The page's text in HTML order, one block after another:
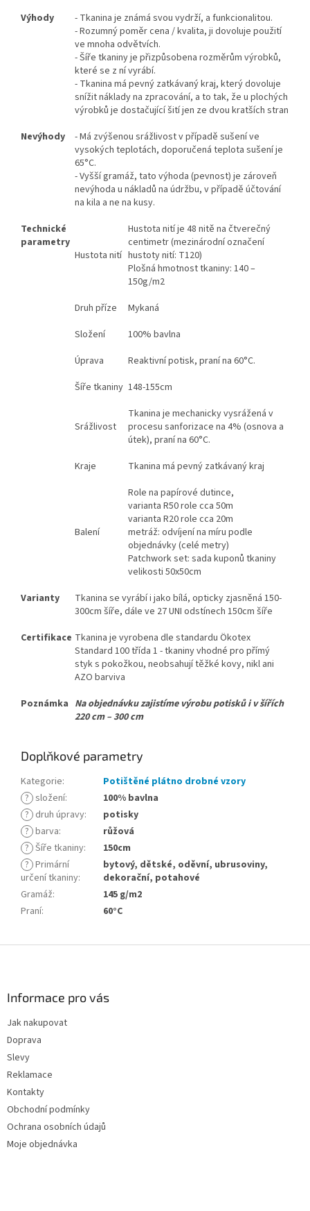
Výhody
- Tkanina je známá svou vydrží, a funkcionalitou.
- Rozumný poměr cena / kvalita, ji dovoluje použití
ve mnoha odvětvích.
- Šíře tkaniny je přizpůsobena rozměrům výrobků,
které se z ní vyrábí.
- Tkanina má pevný zatkávaný kraj, který dovoluje
snížit náklady na zpracování, a to tak, že u plochých
výrobků je dostačující šití jen ze dvou kratších stran
Nevýhody
- Má zvýšenou srážlivost v případě sušení ve
vysokých teplotách, doporučená teplota sušení je
65°C.
- Vyšší gramáž, tato výhoda (pevnost) je zároveň
nevýhoda u nákladů na údržbu, v případě účtování
na kila a ne na kusy.
Technické
parametry
Hustota nití
Hustota nití je 48 nitě na čtverečný
centimetr (mezinárodní označení
hustoty nití: T120)
Plošná hmotnost tkaniny: 140 –
150g/m2
Druh příze
Mykaná
Složení
100% bavlna
Úprava
Reaktivní potisk, praní na 60°C.
Šíře tkaniny 148-155cm
Srážlivost
Tkanina je mechanicky vysrážená v
procesu sanforizace na 4% (osnova a
útek), praní na 60°C.
Kraje
Tkanina má pevný zatkávaný kraj
Balení
Role na papírové dutince,
varianta R50 role cca 50m
varianta R20 role cca 20m
metráž: odvíjení na míru podle
objednávky (celé metry)
Patchwork set: sada kuponů tkaniny
velikosti 50x50cm
Varianty
Tkanina se vyrábí i jako bílá, opticky zjasněná 150-
300cm šíře, dále ve 27 UNI odstínech 150cm šíře
Certifikace Tkanina je vyrobena dle standardu Ökotex
Standard 100 třída 1 - tkaniny vhodné pro přímý
styk s pokožkou, neobsahují těžké kovy, nikl ani
AZO barviva
Poznámka Na objednávku zajistíme výrobu potisků i v šířích
220 cm – 300 cm
Doplňkové parametry
Kategorie:
Potištěné plátno drobné vzory
? složení:
100% bavlna
? druh úpravy:
potisky
? barva:
růžová
? Šíře tkaniny:
150cm
? Primární
určení tkaniny:
bytový, dětské, oděvní, ubrusoviny,
dekorační, potahové
Gramáž:
145 g/m2
Praní: 60°C
Informace pro vás
Jak nakupovat
Doprava
Slevy
Reklamace
Kontakty
Obchodní podmínky
Ochrana osobních údajů
Moje objednávka